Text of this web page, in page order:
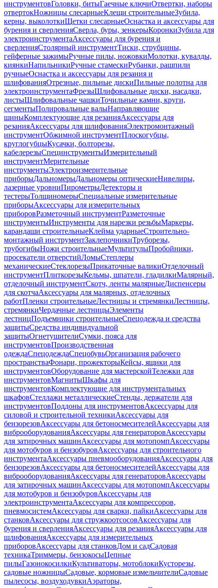
инструментовГоловки, битыГаечные ключиОтвертки, наборы
отвертокНожницы слесарныеКлещи строительныеЗубила,
керны, выколоткиЩетки слесарныеОснастка и аксессуары для
бурения и сверленияСверла, буры, зенкерыКоронкиЗубила для
электроинструментаАксессуары для бурения и
сверленияСтолярный инструментТиски, струбцины,
гейферные зажимыРучные пилы, ножовкиМолотки, кувалды,
киянкиНапильникиРучные стамескиРубанки, рашпили
ручныеОснастка и аксессуары для резания и
шлифованияОтрезные, пильные дискиПильные полотна для
электроинструментаФрезыШлифовальные диски, насадки,
листыШлифовальные чашкиТочильные камни, круги,
сегментыПолировальные валыНаправляющие
шиныКомплектующие для резанияАксессуары для
резанияАксессуары для шлифованияЭлектромонтажный
инструментОбжимной инструментПлоскогубцы,
круглогубцыКусачки, болторезы,
кабелерезыСпецинструментыИзмерительный
инструментМерительные
инструментыЭлектроизмерительные
приборыДальномерыДальномеры оптическиеНивелиры,
лазерные уровниПирометрыДетекторы и
тестерыТолщиномерыСпециальные измерительные
приборыАксессуары для измерительных
приборовРазметочный инструментРазметочные
инструментыИнструменты для нарезки резьбыМаркеры,
карандаши строительныеКлейма ударныеСтроительно-
монтажный инструментЗаклепочникиТруборезы,
трубогибыНожи строительныеМультитулыПробойники,
просекатели отверстийЛомыСтеплеры
механическиеСтеклорезыПрикаточные валикиОтделочный
инструментПлиткорезыКельмы, шпатели, гладилкиМалярный,
отделочный инструментСкотч, ленты малярныеДиспенсеры
для скотчаАксессуары для малярных, отделочных
работПленки строительныеЛестницы и стремянкиЛестницы,
стремянкиЧердачные лестницыЭлементы
лестницПодъемники строительныеСпецодежда и средства
защитыСредства индивидуальной
защитыОгнетушителиСумки, пояса для
инструментовПроизводственная
одеждаСпецодеждаСпецобувьОрганизация рабочего
пространстваФонари, прожекторыКейсы, ящики для
инструментовОборудование для мастерскойТележки для
инструментовМагнитыШкафы для
инструментовКомплектующие для инструментальных
шкафовСтеллажи металлическиеСтенды, держатели для
инструментовПоддоны для инструментовАксессуары для
силовой и строительной техникиАксессуары для
бензорезовАксессуары для бетоносмесителейАксессуары для
виброоборудованияАксессуары для генераторовАксессуары
для затирочных машинАксессуары для мотопомпАксессуары
для мотобуров и бензобуровАксессуары для строительного
инструментаАксессуары пневмооборудованияАксессуары для
бензорезовАксессуары для бетоносмесителейАксессуары для
виброоборудованияАксессуары для генераторовАксессуары
для затирочных машинАксессуары для мотопомпАксессуары
для мотобуров и бензобуровАксессуары для
электроинструментаАксессуары для компрессоров,
пневмосистемАксессуары для сварки, пайкиАксессуары для
станковАксессуары для стружкоотсосовАксессуары для
бурения и сверленияАксессуары для резанияАксессуары для
шлифованияАксессуары для измерительных
приборовАксессуары для станковДом и садСадовая
техникаТриммеры, бензокосыЦепные
пилыГазонокосилкиКультиваторы, мотоблокиКусторезы,
садовые ножницыСадовые, кормовые измельчителиСадовые
пылесосы, воздуходувкиАэраторы,